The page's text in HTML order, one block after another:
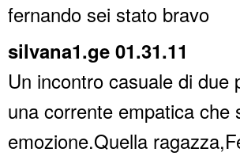
fernando sei stato bravo
silvana1.ge 01.31.11
Un incontro casuale di
una corrente empatica che
emozione.Quella